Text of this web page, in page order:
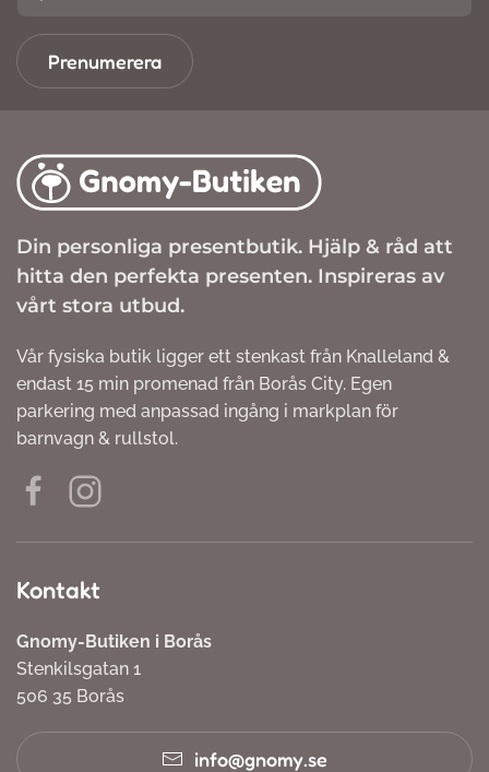
Prenumerera
Din personliga presentbutik. Hjälp & råd att
hitta den perfekta presenten. Inspireras av
vårt stora utbud.
Vår fysiska butik ligger ett stenkast från Knalleland &
endast 15 min promenad från Borås City. Egen
parkering med anpassad ingång i markplan för
barnvagn & rullstol.
Kontakt
Gnomy-Butiken i Borås
Stenkilsgatan 1
506 35 Borås
info@gnomy.se